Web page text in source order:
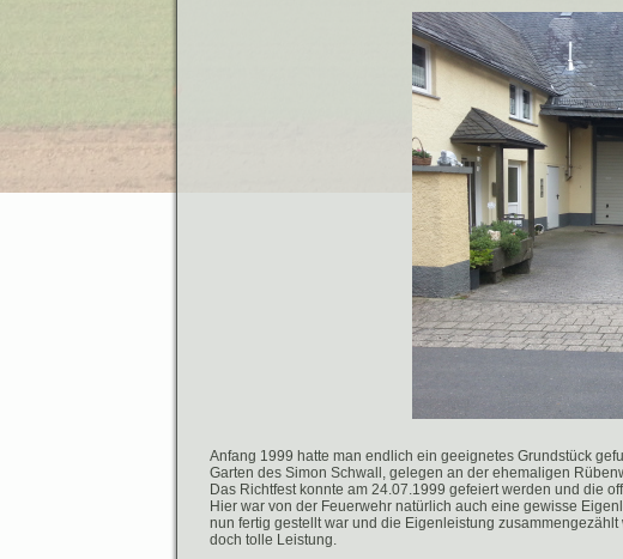
Anfang 1999 hatte man endlich ein geeignetes Grundstück
Garten des Simon Schwall, gelegen an der ehemaligen
Das Richtfest konnte am 24.07.1999 gefeiert werden und die
Hier war von der Feuerwehr natürlich auch eine gewisse
nun fertig gestellt war und die Eigenleistung
doch tolle Leistung.